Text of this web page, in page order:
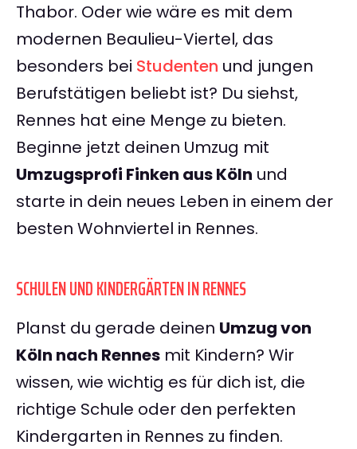
Thabor. Oder wie wäre es mit dem
modernen Beaulieu-Viertel, das
besonders bei Studenten und jungen
Berufstätigen beliebt ist? Du siehst,
Rennes hat eine Menge zu bieten.
Beginne jetzt deinen Umzug mit
Umzugsprofi Finken aus Köln und
starte in dein neues Leben in einem der
besten Wohnviertel in Rennes.
SCHULEN UND KINDERGÄRTEN IN RENNES
Planst du gerade deinen Umzug von
Köln nach Rennes mit Kindern? Wir
wissen, wie wichtig es für dich ist, die
richtige Schule oder den perfekten
Kindergarten in Rennes zu finden.